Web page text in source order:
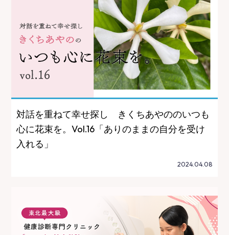
対話を重ねて幸せ探し きくちあやののいつも
心に花束を。Vol.16「ありのままの自分を受け
入れる」
2024.04.08